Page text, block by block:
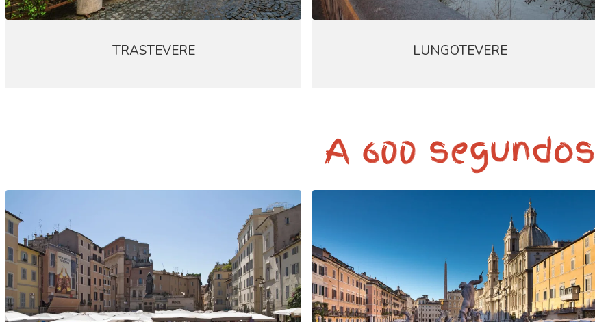
TRASTEVERE LUNGOTEVERE
A 600 segundos